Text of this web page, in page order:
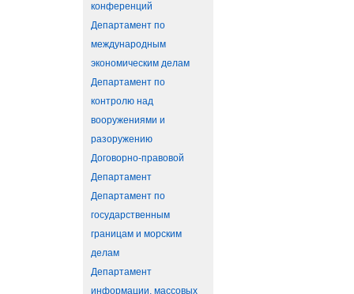
конференций
Департамент по
международным
экономическим делам
Департамент по
контролю над
вооружениями и
разоружению
Договорно-правовой
Департамент
Департамент по
государственным
границам и морским
делам
Департамент
информации, массовых